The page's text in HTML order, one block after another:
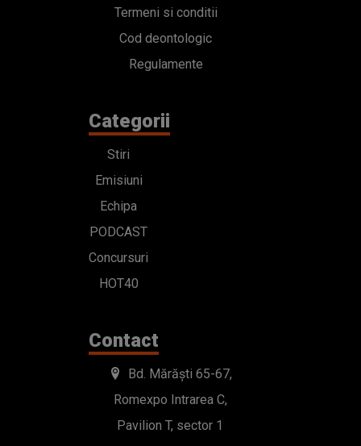
Termeni si conditii
Cod deontologic
Regulamente
Categorii
Stiri
Emisiuni
Echipa
PODCAST
Concursuri
HOT40
Contact
Bd. Mărăști 65-67,
Romexpo Intrarea C,
Pavilion T, sector 1